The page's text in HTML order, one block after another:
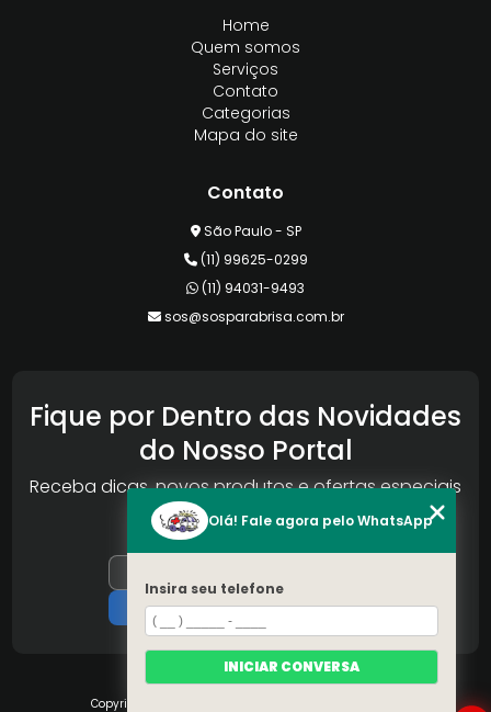
Home
Quem somos
Serviços
Contato
Categorias
Mapa do site
Contato
São Paulo - SP
(11) 99625-0299
(11) 94031-9493
sos@sosparabrisa.com.br
Fique por Dentro das Novidades
do Nosso Portal
Receba dicas, novos produtos e ofertas especiais
da Reconlog
Copyright © S.O.S Pára-brisa. (Lei 9610 de 19/02/1998)
Olá! Fale agora pelo WhatsApp
Insira seu telefone
INICIAR CONVERSA